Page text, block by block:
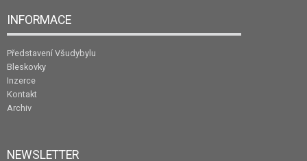
INFORMACE
Představení Všudybylu
Bleskovky
Inzerce
Kontakt
Archiv
NEWSLETTER